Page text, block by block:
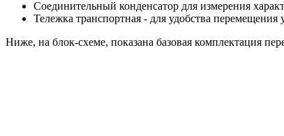
Соединительный конденсатор для измерения
Тележка транспортная - для удобства
Ниже, на блок-схеме, показана базовая комплектация